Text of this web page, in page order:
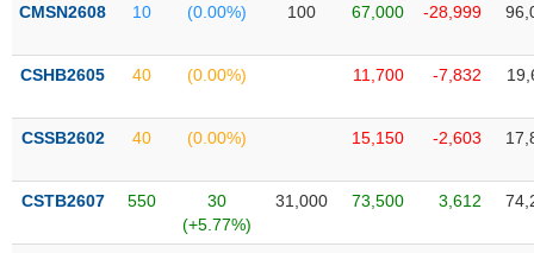
phiếu
chi
CMSN2608 10 (0.00%) 100 67,000 -28,999
CSHB2605 40 (0.00%) 11,700 -7,832
CSSB2602 40 (0.00%) 15,150 -2,603
CSTB2607 550
30
(+5.77%)
31,000 73,500 3,612
TIN
(-)
SECTOR